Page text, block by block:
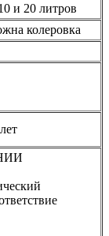
и 20 литров
колеровка